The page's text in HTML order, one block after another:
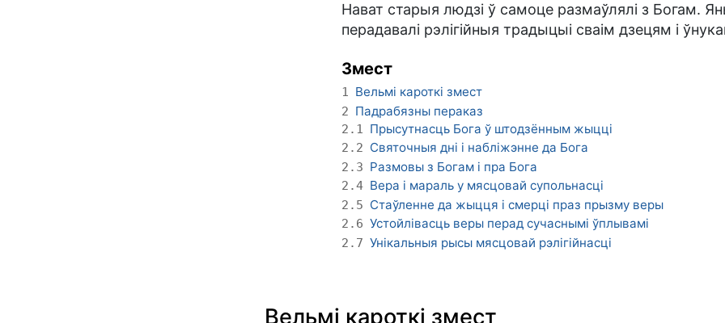
Нават старыя людзі ў самоце размаўлялі з Богам.
перадавалі рэлігійныя традыцыі сваім дзецям і
Змест
1 Вельмі кароткі змест
2 Падрабязны пераказ
2.1 Прысутнасць Бога ў штодзённым жыцці
2.2 Святочныя дні і набліжэнне да Бога
2.3 Размовы з Богам і пра Бога
2.4 Вера і мараль у мясцовай супольнасці
2.5 Стаўленне да жыцця і смерці праз прызму веры
2.6 Устойлівасць веры перад сучаснымі ўплывамі
2.7 Унікальныя рысы мясцовай рэлігійнасці
Вельмі кароткі змест